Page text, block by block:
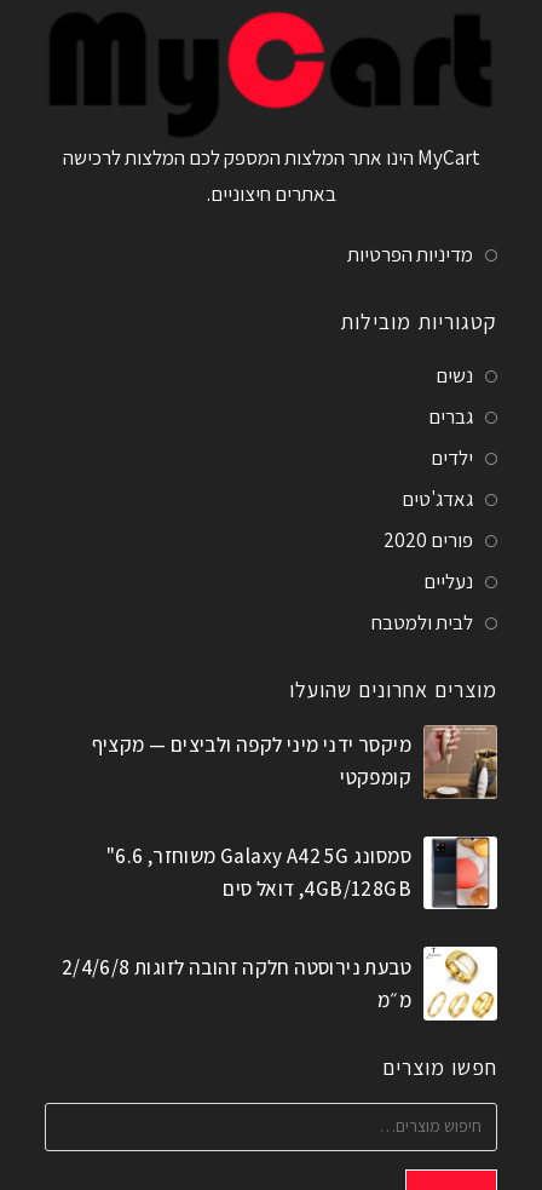
MyCart הינו אתר המלצות המספק לכם המלצות לרכישה
באתרים חיצוניים.
מדיניות הפרטיות
קטגוריות מובילות
נשים
גברים
ילדים
גאדג'טים
פורים 2020
נעליים
לבית ולמטבח
מוצרים אחרונים שהועלו
מיקסר ידני מיני לקפה ולביצים — מקציף
קומפקטי
סמסונג Galaxy A42 5G משוחזר, 6.6"
4GB/128GB, דואל סים
טבעת נירוסטה חלקה זהובה לזוגות 2/4/6/8
מ״מ
חפשו מוצרים